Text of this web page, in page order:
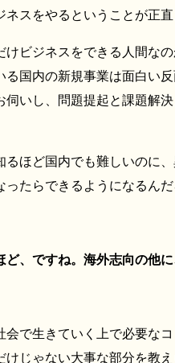
スをやるということが正直
けビジネスをできる人間な
国内の新規事業は面白い
伺いし、問題提起と課題解
るほど国内でも難しいのに
たらできるようになるん
ど、ですね。海外志向の他
会で生きていく上で必要な
けじゃない大事な部分を教